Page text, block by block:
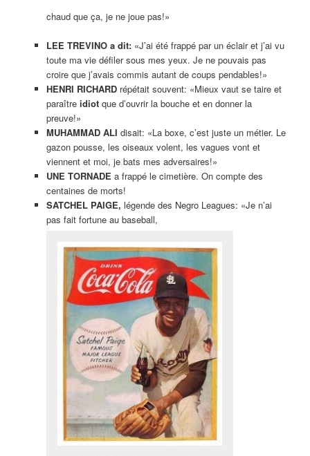
chaud que ça, je ne joue pas!»
LEE TREVINO a dit: «J’ai été frappé par un éclair et j’ai vu
toute ma vie défiler sous mes yeux. Je ne pouvais pas
croire que j’avais commis autant de coups pendables!»
HENRI RICHARD répétait souvent: «Mieux vaut se taire et
paraître idiotque d’ouvrir la bouche et en donner la
preuve!»
MUHAMMAD ALI disait: «La boxe, c’est juste un métier. Le
gazon pousse, les oiseaux volent, les vagues vont et
viennent et moi, je bats mes adversaires!»
UNE TORNADE a frappé le cimetière. On compte des
centaines de morts!
SATCHEL PAIGE, légende des Negro Leagues: «Je n’ai
pas fait fortune au baseball,